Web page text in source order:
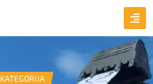
KATEGORIJA